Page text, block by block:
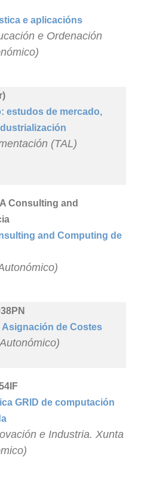
e aplicacións
e Ordenación
estudos de mercado,
(TAL)
Consulting and
and Computing de
de Costes
GRID de computación
e Industria. Xunta